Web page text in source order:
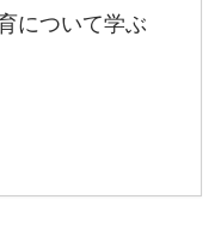
について学ぶ